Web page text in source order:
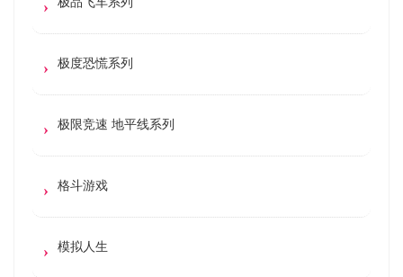
极度恐慌系列
极限竞速 地平线系列
格斗游戏
模拟人生